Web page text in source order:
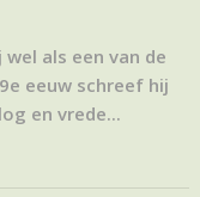
als een van de
eeuw schreef hij
en vrede...